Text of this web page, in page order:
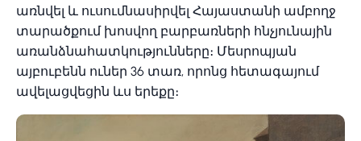
առնվել և ուսումնասիրվել Հայաստանի ամբողջ
տարածքում խոսվող բարբառների հնչյունային
առանձնահատկությունները։ Մեսրոպյան
այբուբենն ուներ 36 տառ, որոնց հետագայում
ավելացվեցին ևս երեքը։